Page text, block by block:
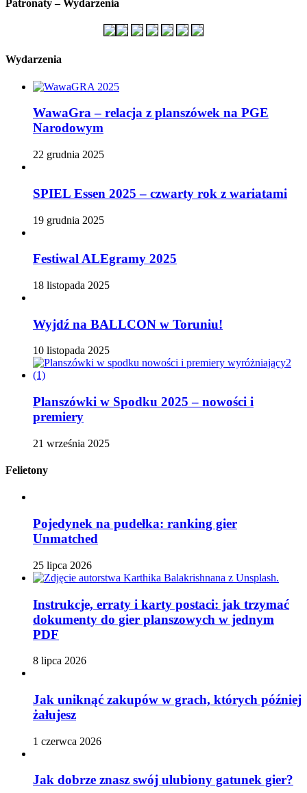
Patronaty – Wydarzenia
Wydarzenia
WawaGra – relacja z planszówek na PGE
Narodowym
22 grudnia 2025
SPIEL Essen 2025 – czwarty rok z wariatami
19 grudnia 2025
Festiwal ALEgramy 2025
18 listopada 2025
Wyjdź na BALLCON w Toruniu!
10 listopada 2025
Planszówki w Spodku 2025 – nowości i
premiery
21 września 2025
Felietony
Pojedynek na pudełka: ranking gier
Unmatched
25 lipca 2026
Instrukcje, erraty i karty postaci: jak trzymać
dokumenty do gier planszowych w jednym
PDF
8 lipca 2026
Jak uniknąć zakupów w grach, których później
żałujesz
1 czerwca 2026
Jak dobrze znasz swój ulubiony gatunek gier?